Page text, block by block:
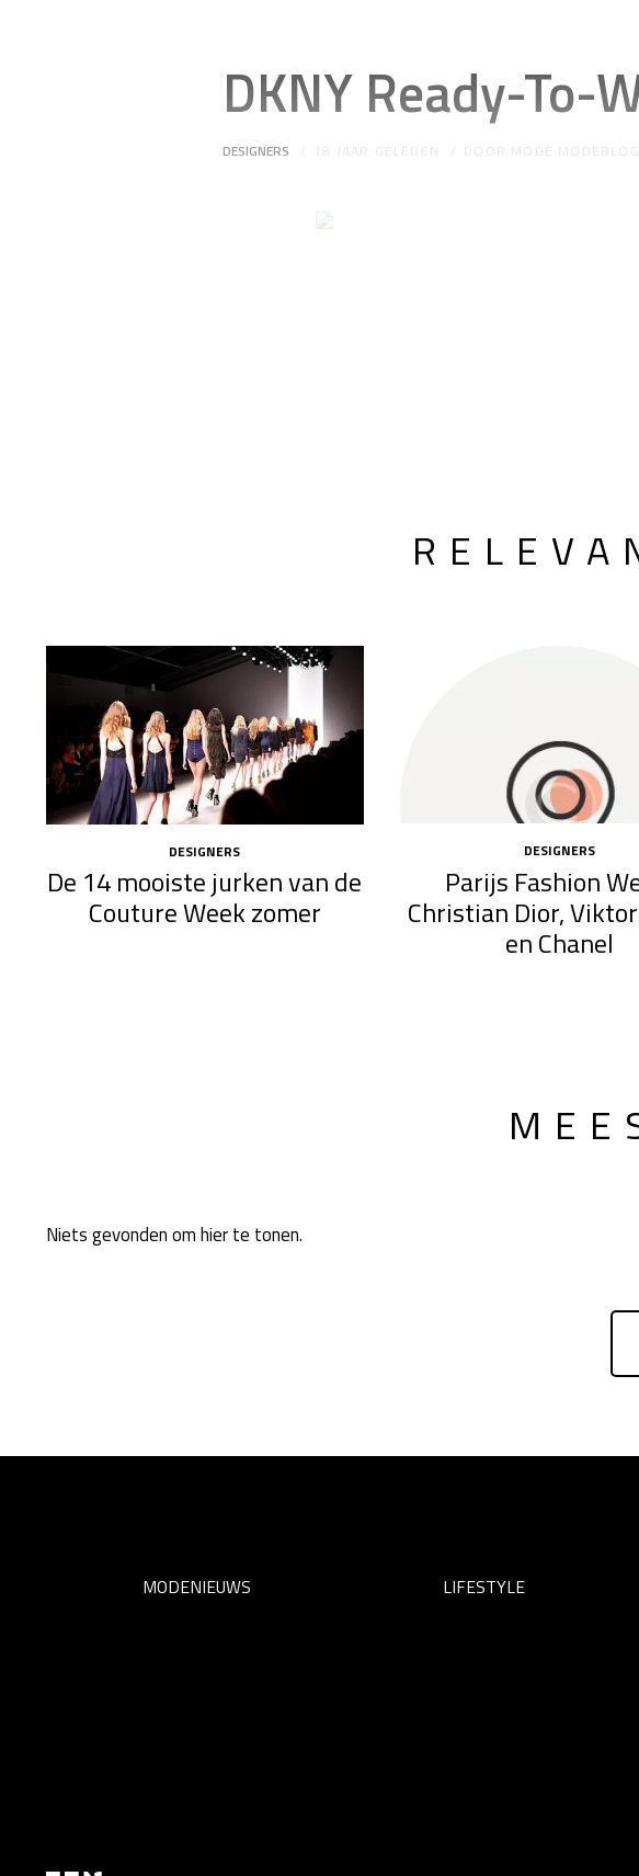
DKNY Ready-
DESIGNERS 18 JAAR GELEDEN DOOR MODE MODEBLOG
DESIGNERS
De 14 mooiste jurken van de
Couture Week zomer
DESIGNERS
Parijs Fashion
Christian Dior,
en Chanel
Niets gevonden om hier te tonen.
MODENIEUWS LIFESTYLE